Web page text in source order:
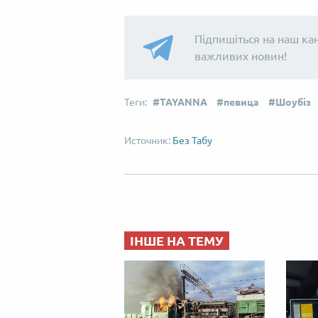
Підпишіться на наш
важливих новин!
TAYANNA певица Шоубіз
Без Табу
ІНШЕ НА ТЕМУ